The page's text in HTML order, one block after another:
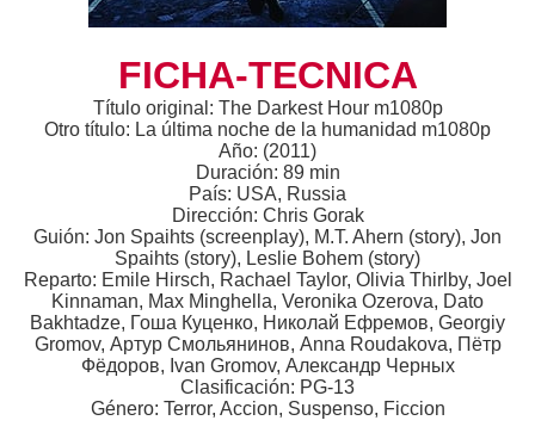
FICHA-TECNICA
Título original: The Darkest Hour m1080p
Otro título: La última noche de la humanidad m1080p
Año: (2011)
Duración: 89 min
País: USA, Russia
Dirección: Chris Gorak
Guión: Jon Spaihts (screenplay), M.T. Ahern (story), Jon
Spaihts (story), Leslie Bohem (story)
Reparto: Emile Hirsch, Rachael Taylor, Olivia Thirlby, Joel
Kinnaman, Max Minghella, Veronika Ozerova, Dato
Bakhtadze, Гоша Куценко, Николай Ефремов, Georgiy
Gromov, Артур Смольянинов, Anna Roudakova, Пётр
Фёдоров, Ivan Gromov, Александр Черных
Clasificación: PG-13
Género: Terror, Accion, Suspenso, Ficcion